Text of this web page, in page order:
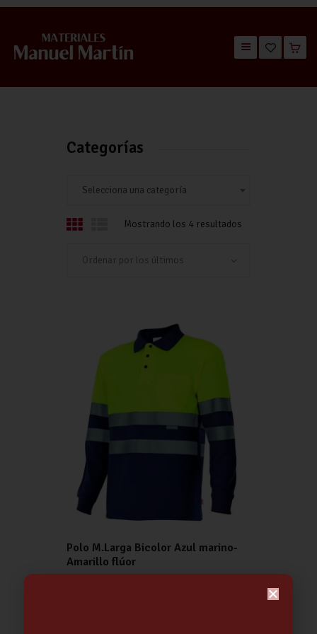
QUIÉNES SOMOS
Mostrando los 4 resultados
Polo M.Larga Bicolor Azul marino-
Amarillo flúor
Categorías
Selecciona una categoría